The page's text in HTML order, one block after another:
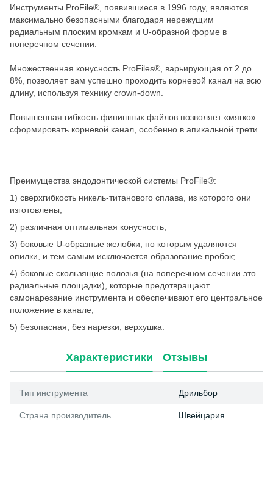
Инструменты ProFile®, появившиеся в 1996 году, являются
максимально безопасными благодаря нережущим
радиальным плоским кромкам и U-образной форме в
поперечном сечении.
Множественная конусность ProFiles®, варьирующая от 2 до
8%, позволяет вам успешно проходить корневой канал на всю
длину, используя технику crown-down.
Повышенная гибкость финишных файлов позволяет «мягко»
сформировать корневой канал, особенно в апикальной трети.
Преимущества эндодонтической системы ProFile®:
1) сверхгибкость никель-титанового сплава, из ко­торого они
изготовлены;
2) различная оптимальная конусность;
3) боковые U-образные желобки, по которым уда­ляются
опилки, и тем самым исключается об­разование пробок;
4) боковые скользящие полозья (на поперечном сечении это
радиальные площадки), которые предотвращают
самонарезание инструмента и обеспечивают его центральное
положение в ка­нале;
5) безопасная, без нарезки, верхушка.
Характеристики Отзывы
Тип инструмента Дрильбор
Страна производитель Швейцария